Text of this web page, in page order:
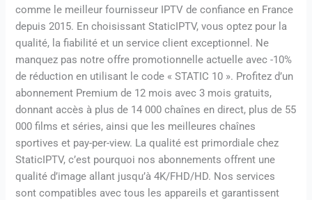
comme le meilleur fournisseur IPTV de confiance en France
depuis 2015. En choisissant StaticIPTV, vous optez pour la
qualité, la fiabilité et un service client exceptionnel. Ne
manquez pas notre offre promotionnelle actuelle avec -10%
de réduction en utilisant le code « STATIC 10 ». Profitez d’un
abonnement Premium de 12 mois avec 3 mois gratuits,
donnant accès à plus de 14 000 chaînes en direct, plus de 55
000 films et séries, ainsi que les meilleures chaînes
sportives et pay-per-view. La qualité est primordiale chez
StaticIPTV, c’est pourquoi nos abonnements offrent une
qualité d’image allant jusqu’à 4K/FHD/HD. Nos services
sont compatibles avec tous les appareils et garantissent